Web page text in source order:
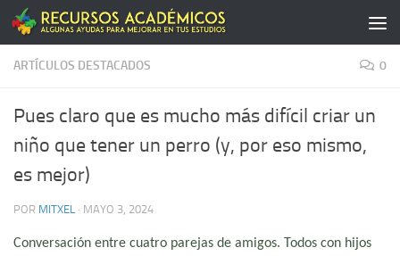
Saltar al contenido
ARTÍCULOS DESTACADOS 0
Pues claro que es mucho más difícil criar un
niño que tener un perro (y, por eso mismo,
es mejor)
POR MITXEL · MAYO 3, 2024
Conversación entre cuatro parejas de amigos. Todos con hijos